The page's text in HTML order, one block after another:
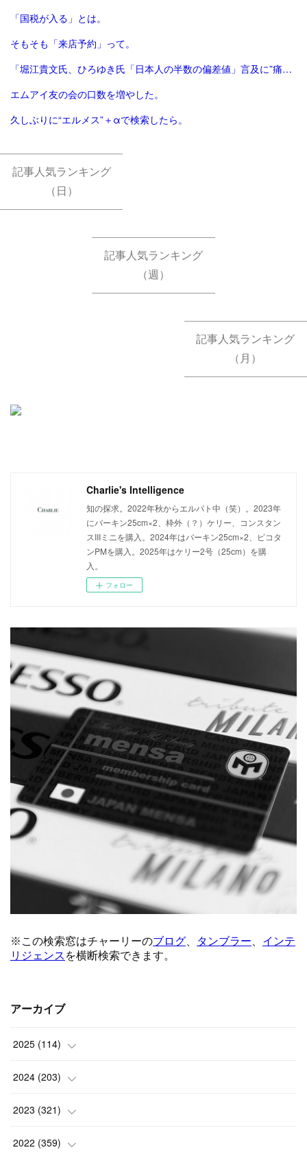
「国税が入る」とは。
そもそも「来店予約」って。
「堀江貴文氏、ひろゆき氏「日本人の半数の偏差値」言及に”痛烈解説”「適切でないというか馬鹿」 - 芸能 : 日刊スポーツ」
エムアイ友の会の口数を増やした。
久しぶりに“エルメス”＋αで検索したら。
記事人気ランキング
（日）
記事人気ランキング
（週）
記事人気ランキング
（月）
Charlie's Intelligence
知の探求。2022年秋からエルパト中（笑）。2023年
にバーキン25cm×2、枠外（？）ケリー、コンスタン
スIIIミニを購入。2024年はバーキン25cm×2、ピコタ
ンPMを購入。2025年はケリー2号（25cm）を購
入。
フォロー
アーカイブ
2025 (114)
(1)
(8)
(6)
2024 (203)
(24)
(10)
2023 (321)
(25)
2022 (359)